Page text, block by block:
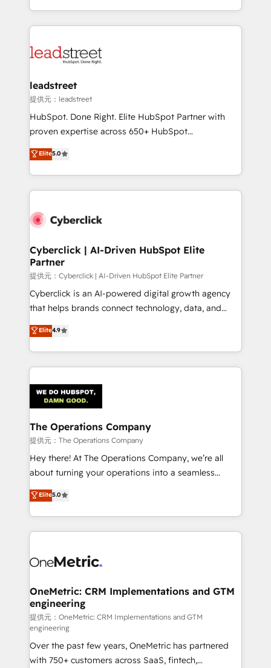
we blend strategy, creativity, and technology to help
custom HubSpot CRM solutions. Our experts design,
implement, and optimize systems to enhance user
marketing, and service teams. From setup to
management, and speed up deal closures. With 500+
projects completed, our Agile approach ensures your
HubSpot CRM drives measurable results. Our
RevOps services align your sales, marketing, and
optimize the revenue lifecycle—lead generation to
retention—by refining processes and eliminating
maximize profitability and adapt to your goals.
leadstreet
提供元：leadstreet
HubSpot. Done Right. Elite HubSpot Partner with
proven expertise across 650+ HubSpot
implementations. With 12+ years of HubSpot
experience, we help you use the HubSpot platform
to its fullest capacity, improve your current HubSpot
website, or build your new one.
Elite5.0
Cyberclick | AI-Driven HubSpot Elite
Partner
提供元：Cyberclick | AI-Driven HubSpot Elite Partner
Cyberclick is an AI-powered digital growth agency
that helps brands connect technology, data, and
creativity to achieve measurable results. Founded in
Barcelona and operating across Spain, LATAM, and
the UK, we support global companies in building
smarter marketing, sales, and customer success
Iberia (Spain & Portugal), we combine human insight
with intelligent automation to drive sustainable
growth. Our multidisciplinary team designs solutions
that simplify complexity, boost performance, and
turn innovation into real impact. 🌍 Highlights •
HubSpot Partner since 2012 • 2022 EMEA Impact
projects • Clients in 30+ industries • Proprietary
technology for integrations • Multilingual team:
Elite4.9
The Operations Company
提供元：The Operations Company
Hey there! At The Operations Company, we’re all
about turning your operations into a seamless
experience that powers real results. We specialize in
transforming complex systems into efficient,
scalable solutions that work across your entire
organization. We’re a unique blend of deep HubSpot
operational know-how. We know that no two
solutions. Instead, we dive in to understand your
needs, goals, and challenges to deliver solutions that
fit like a glove. We’re committed to being both
highly effective and fun to work with. We believe in
efficient processes, as well as building great
relationships. Your success is our success, and we’re
Elite5.0
OneMetric: CRM Implementations and GTM
engineering
提供元：OneMetric: CRM Implementations and GTM
engineering
Over the past few years, OneMetric has partnered
with 750+ customers across SaaS, fintech,